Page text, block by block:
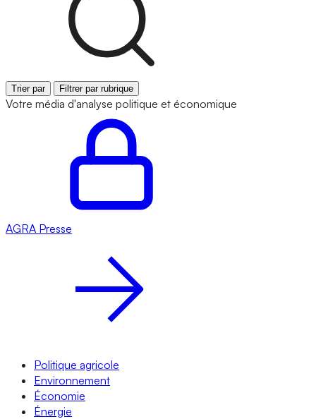
Trier par Filtrer par rubrique
Votre média d'analyse politique et économique
AGRA Presse
Politique agricole
Environnement
Économie
Énergie